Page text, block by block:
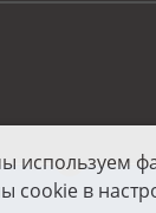
используем
cookie в